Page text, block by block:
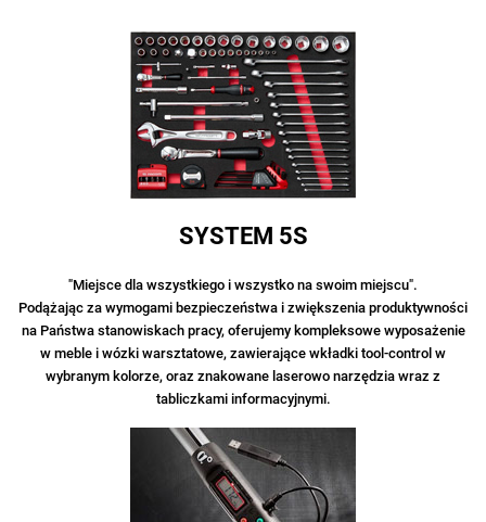
SYSTEM 5S
"Miejsce dla wszystkiego i wszystko na swoim miejscu".
Podążając za wymogami bezpieczeństwa i zwiększenia produktywności
na Państwa stanowiskach pracy, oferujemy kompleksowe wyposażenie
w meble i wózki warsztatowe, zawierające wkładki tool-control w
wybranym kolorze, oraz znakowane laserowo narzędzia wraz z
tabliczkami informacyjnymi.